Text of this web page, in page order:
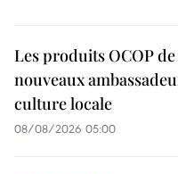
Les produits OCOP
nouveaux
culture locale
08/08/2026 05:00